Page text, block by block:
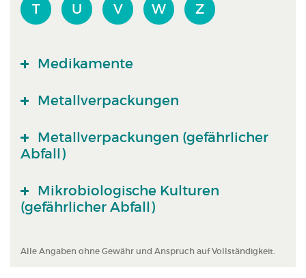
T U V W Z
Medikamente
Metallverpackungen
Metallverpackungen (gefährlicher
Abfall)
Mikrobiologische Kulturen
(gefährlicher Abfall)
Alle Angaben ohne Gewähr und Anspruch auf Vollständigkeit.